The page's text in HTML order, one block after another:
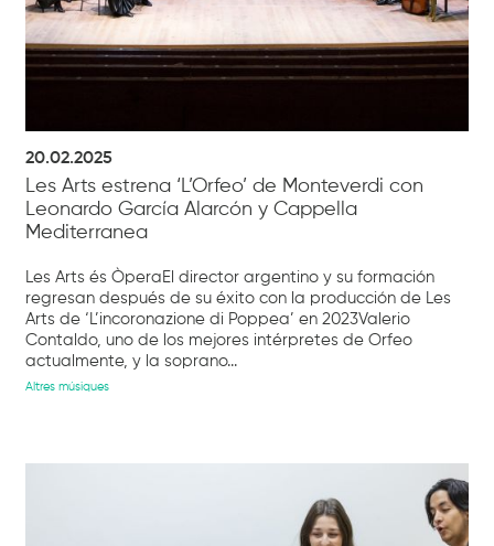
20.02.2025
Les Arts estrena ‘L’Orfeo’ de Monteverdi con
Leonardo García Alarcón y Cappella
Mediterranea
Les Arts és ÒperaEl director argentino y su formación
regresan después de su éxito con la producción de Les
Arts de ‘L’incoronazione di Poppea’ en 2023Valerio
Contaldo, uno de los mejores intérpretes de Orfeo
actualmente, y la soprano...
Altres músiques